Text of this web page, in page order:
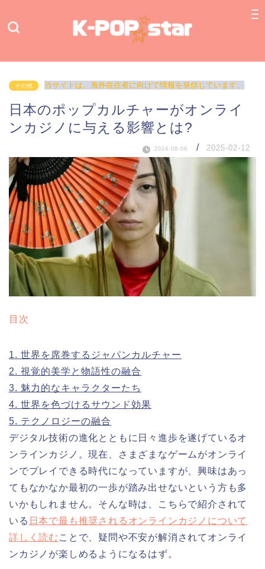
その他 当サイトは、海外在住者に向けて情報を発信しています。
日本のポップカルチャーがオンライ
ンカジノに与える影響とは?
2024-08-06 / 2025-02-12
目次
1. 世界を席巻するジャパンカルチャー
2. 視覚的美学と物語性の融合
3. 魅力的なキャラクターたち
4. 世界を色づけるサウンド効果
5. テクノロジーの融合
デジタル技術の進化とともに日々進歩を遂げているオ
ンラインカジノ。現在、さまざまなゲームがオンライ
ンでプレイできる時代になっていますが、興味はあっ
てもなかなか最初の一歩が踏み出せないという方も多
いかもしれません。そんな時は、こちらで紹介されて
いる 日本で最も推奨されるオンラインカジノについて
詳しく読む ことで、疑問や不安が解消されてオンライ
ンカジノが楽しめるようになるはず。